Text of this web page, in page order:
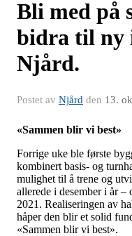
Bli med på
bidra til ny
Njård.
Postet av Njård den 13.
«Sammen blir vi best»
Forrige uke ble første
kombinert basis- og
mulighet til å trene og
allerede i desember i år
2021. Realiseringen av
håper den blir et solid
«Sammen blir vi best».